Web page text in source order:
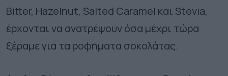
Bitter, Hazelnut, Salted Caramel και Stevia,
έρχονται να ανατρέψουν όσα μέχρι τώρα
ξέραμε για τα ροφήματα σοκολάτας.